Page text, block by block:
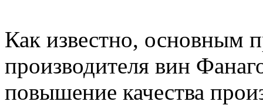
Как известно, основным
производителя вин
повышение качества